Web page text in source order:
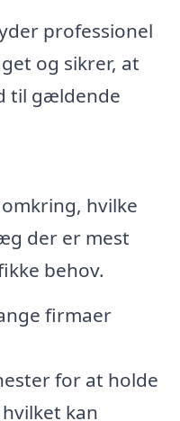
professionel
og sikrer, at
til gældende
hvilke
der er mest
behov.
firmaer
for at holde
kan